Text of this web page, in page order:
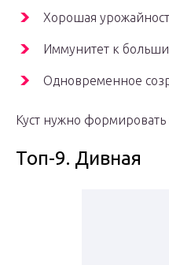
Хорошая
Иммунитет к
Одновременное
Куст нужно
Топ-9. Дивная